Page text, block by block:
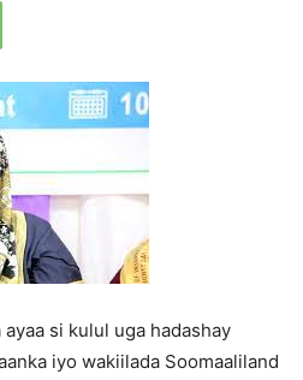
si kulul uga hadashay
iyo wakiilada Soomaaliland